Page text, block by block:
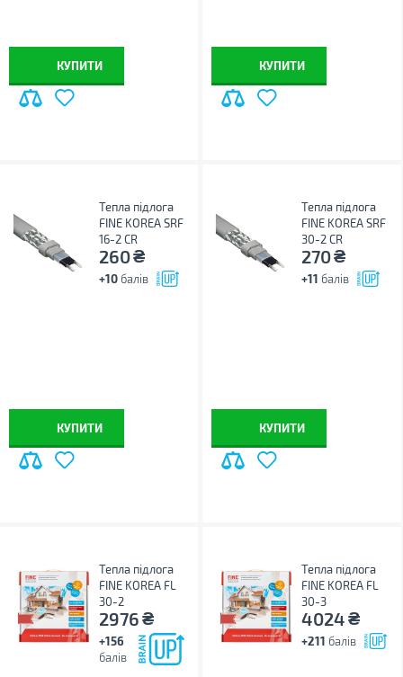
КУПИТИ КУПИТИ
Тепла підлога
FINE KOREA SRF
16-2 CR
260₴
+10 балів
КУПИТИ
Тепла підлога
FINE KOREA SRF
30-2 CR
270₴
+11 балів
КУПИТИ
Тепла підлога
FINE KOREA FL
30-2
2976₴
+156
балів
Тепла підлога
FINE KOREA FL
30-3
4024₴
+211 балів